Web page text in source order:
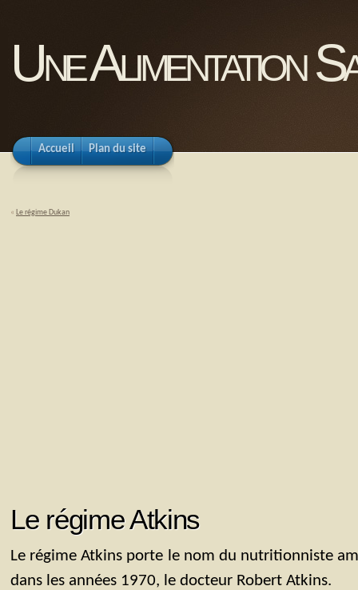
Une Alimentation
Accueil Plan du site
« Le régime Dukan
Le régime Atkins
Le régime Atkins porte le nom du nutritionniste
dans les années 1970, le docteur Robert Atkins.